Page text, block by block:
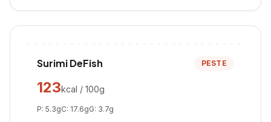
Surimi DeFish PESTE
123kcal / 100g
P: 5.3gC: 17.6gG: 3.7g